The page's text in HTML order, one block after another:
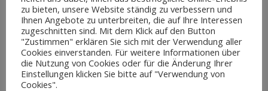
zu bieten, unsere Website ständig zu verbessern und
Ihnen Angebote zu unterbreiten, die auf Ihre Interessen
zugeschnitten sind. Mit dem Klick auf den Button
"Zustimmen" erklären Sie sich mit der Verwendung aller
Cookies einverstanden. Für weitere Informationen über
die Nutzung von Cookies oder für die Änderung Ihrer
Einstellungen klicken Sie bitte auf "Verwendung von
Cookies".